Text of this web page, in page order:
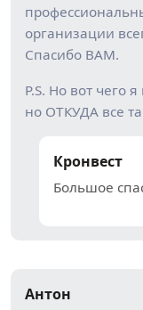
организации
Спасибо ВАМ.
P.S. Но вот чего
но ОТКУДА все
Кронвест
Большое
Антон